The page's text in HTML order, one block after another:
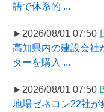
語で体系的 ...
►2026/08/01 07:50
高知県内の建設会社
ターを購入 ...
►2026/08/01 07:50
地場ゼネコン22社